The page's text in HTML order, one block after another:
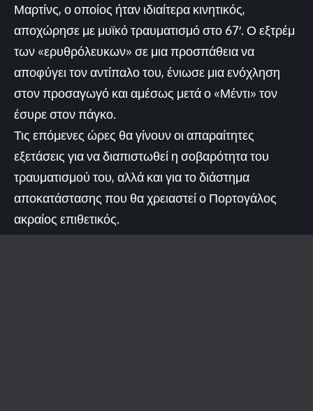
Μαρτίνς, ο οποίος ήταν ιδιαίτερα κινητικός,
αποχώρησε με μυϊκό τραυματισμό στο 67′. Ο εξτρέμ
των «ερυθρόλευκων» σε μια προσπάθεια να
αποφύγει τον αντίπαλο του, ένιωσε μια ενόχληση
στον προσαγωγό και αμέσως μετά ο «Μέντι» τον
έσυρε στον πάγκο.
Τις επόμενες ώρες θα γίνουν οι απαραίτητες
εξετάσεις για να διαπιστωθεί η σοβαρότητα του
τραυματισμού του, αλλά και για το διάστημα
αποκατάστασης που θα χρειαστεί ο Πορτογάλος
ακραίος επιθετικός.